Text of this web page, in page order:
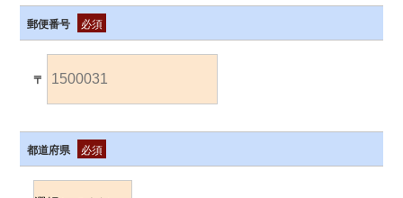
郵便番号 必須
〒
都道府県 必須